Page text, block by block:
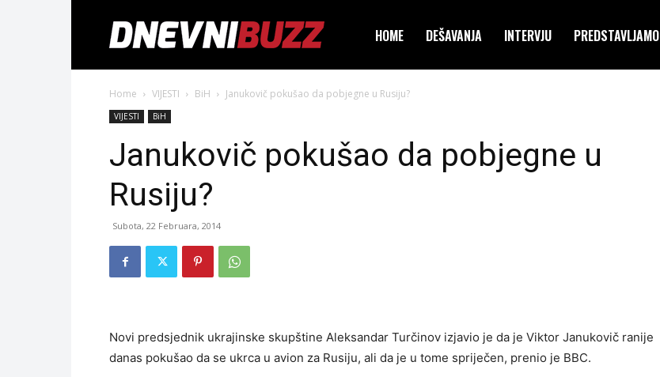
HOME DEŠAVANJA INTERVJU PREDSTAVLJAMO
Home VIJESTI BiH Janukovič pokušao da pobjegne u Rusiju?
VIJESTI BiH
Janukovič pokušao da pobjegne u
Rusiju?
Subota, 22 Februara, 2014
Novi predsjednik ukrajinske skupštine Aleksandar Turčinov izjavio je da je Viktor Janukovič ranije
danas pokušao da se ukrca u avion za Rusiju, ali da je u tome spriječen, prenio je BBC.